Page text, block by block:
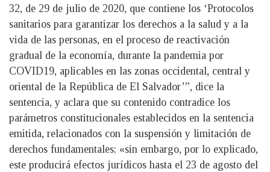
32, de 29 de julio de 2020, que contiene los ‘Protocolos
sanitarios para garantizar los derechos a la salud y a la
vida de las personas, en el proceso de reactivación
gradual de la economía, durante la pandemia por
COVID19, aplicables en las zonas occidental, central y
oriental de la República de El Salvador’”, dice la
sentencia, y aclara que su contenido contradice los
parámetros constitucionales establecidos en la sentencia
emitida, relacionados con la suspensión y limitación de
derechos fundamentales; «sin embargo, por lo explicado,
este producirá efectos jurídicos hasta el 23 de agosto del